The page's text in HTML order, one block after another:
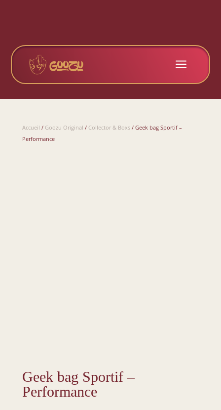
a
Accueil / Goozu Original / Collector & Boxs/ Geek bag Sportif –
Performance
Geek bag Sportif –
Performance